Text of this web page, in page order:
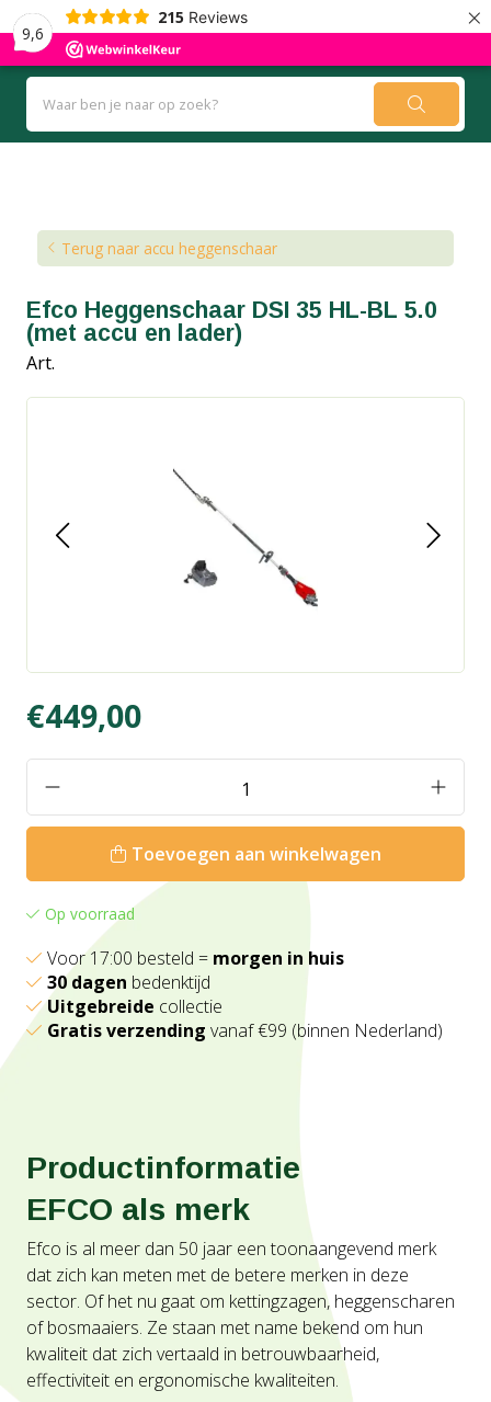
9,6
215 Reviews ×
Terug naar accu heggenschaar
Efco Heggenschaar DSI 35 HL-BL 5.0
(met accu en lader)
Art.
€449,00
Toevoegen aan winkelwagen
Op voorraad
Voor 17:00 besteld = morgen in huis
30 dagen bedenktijd
Uitgebreide collectie
Gratis verzending vanaf €99 (binnen Nederland)
Productinformatie
EFCO als merk
Efco is al meer dan 50 jaar een toonaangevend merk
dat zich kan meten met de betere merken in deze
sector. Of het nu gaat om kettingzagen, heggenscharen
of bosmaaiers. Ze staan met name bekend om hun
kwaliteit dat zich vertaald in betrouwbaarheid,
effectiviteit en ergonomische kwaliteiten.